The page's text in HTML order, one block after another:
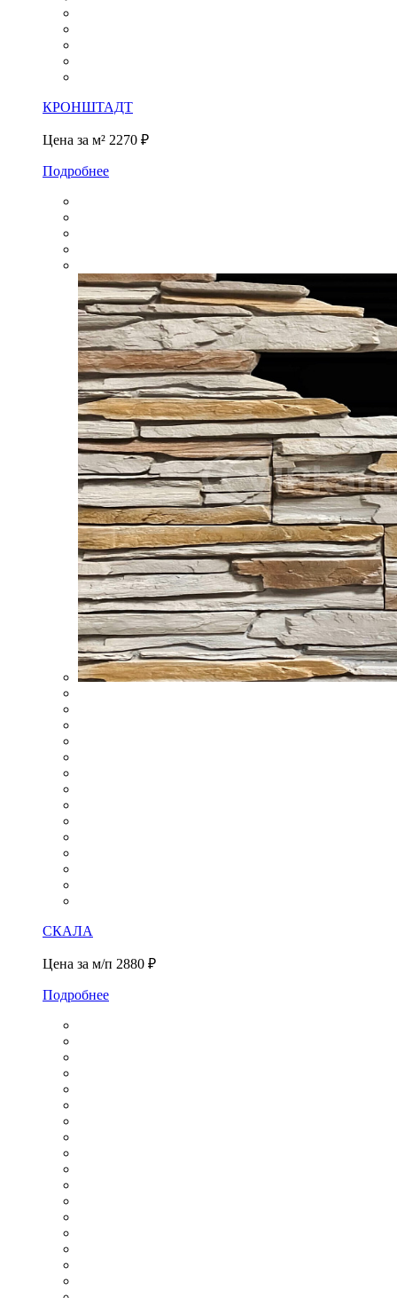
КРОНШТАДТ
Цена за м² 2270 ₽
Подробнее
СКАЛА
Цена за м/п 2880 ₽
Подробнее